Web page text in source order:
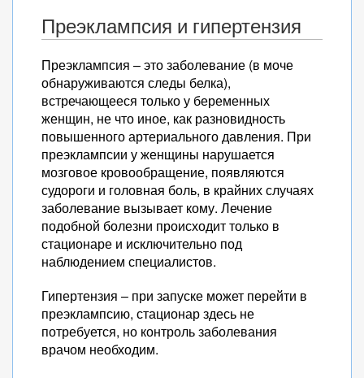
Преэклампсия и гипертензия
Преэклампсия – это заболевание (в моче
обнаруживаются следы белка),
встречающееся только у беременных
женщин, не что иное, как разновидность
повышенного артериального давления. При
преэклампсии у женщины нарушается
мозговое кровообращение, появляются
судороги и головная боль, в крайних случаях
заболевание вызывает кому. Лечение
подобной болезни происходит только в
стационаре и исключительно под
наблюдением специалистов.
Гипертензия – при запуске может перейти в
преэклампсию, стационар здесь не
потребуется, но контроль заболевания
врачом необходим.